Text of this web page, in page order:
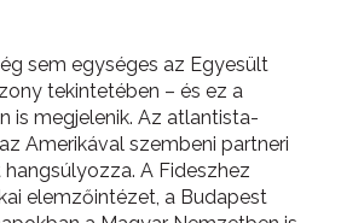
sem egységes az Egyesült
tekintetében – és ez a
is megjelenik. Az atlantista-
Amerikával szembeni partneri
A Fideszhez
elemzőintézet, a Budapest